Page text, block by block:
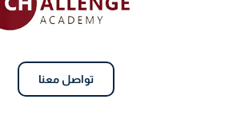
تواصل معنا